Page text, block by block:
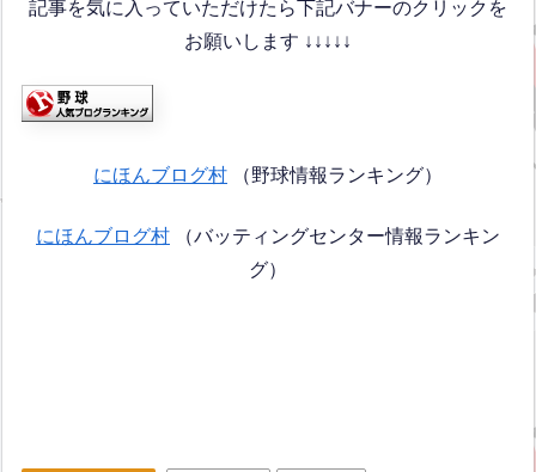
記事を気に入っていただけたら下記バナーのクリックを
お願いします ↓↓↓↓↓
にほんブログ村 （野球情報ランキング）
にほんブログ村 （バッティングセンター情報ランキン
グ）